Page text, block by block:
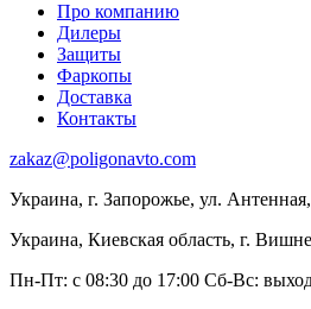
Про компанию
Дилеры
Защиты
Фаркопы
Доставка
Контакты
zakaz@poligonavto.com
Украина, г. Запорожье, ул. Антенная,
Украина, Киевская область, г.
Пн-Пт: с 08:30 до 17:00 Сб-Вс: